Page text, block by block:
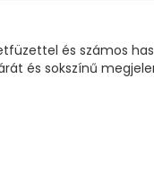
és számos
és sokszínű